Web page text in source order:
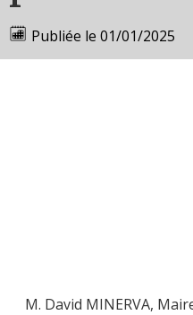
Publiée le 01/01/2025
M. David MINERVA,